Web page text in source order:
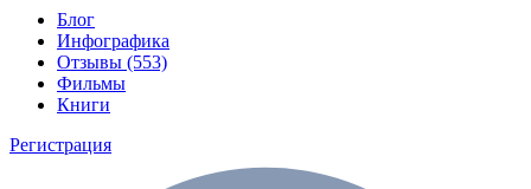
Блог
Инфографика
Отзывы (553)
Фильмы
Книги
Регистрация